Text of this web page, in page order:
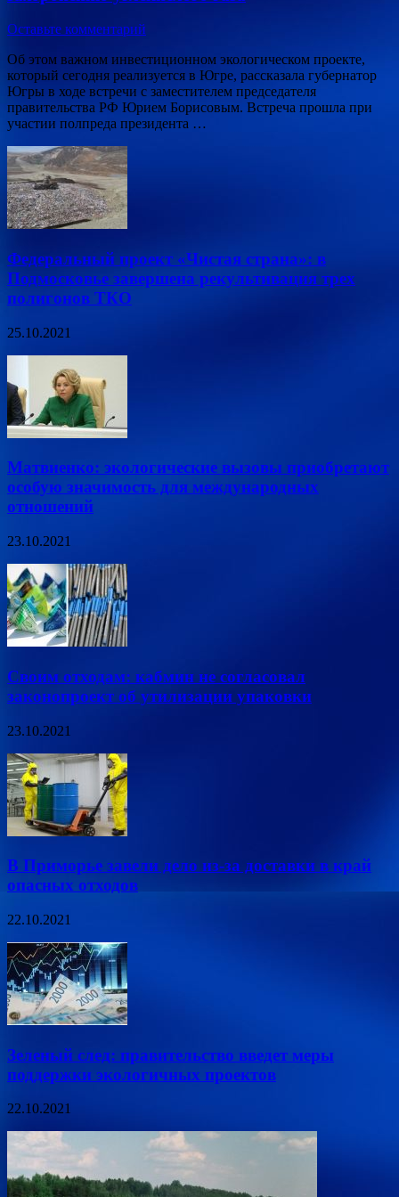
Оставьте комментарий
Об этом важном инвестиционном экологическом проекте,
который сегодня реализуется в Югре, рассказала губернатор
Югры в ходе встречи с заместителем председателя
правительства РФ Юрием Борисовым. Встреча прошла при
участии полпреда президента …
Федеральный проект «Чистая страна»: в
Подмосковье завершена рекультивация трех
полигонов ТКО
25.10.2021
Матвиенко: экологические вызовы приобретают
особую значимость для международных
отношений
23.10.2021
Своим отходам: кабмин не согласовал
законопроект об утилизации упаковки
23.10.2021
В Приморье завели дело из-за доставки в край
опасных отходов
22.10.2021
Зеленый след: правительство введет меры
поддержки экологичных проектов
22.10.2021